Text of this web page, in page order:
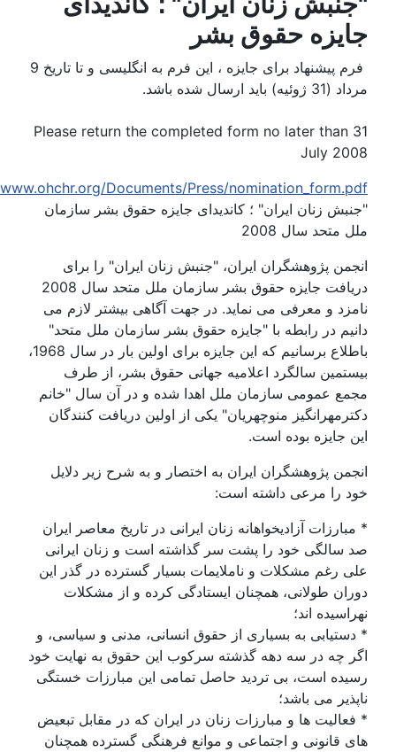
حقوق بشر
فرم پیشنهاد برای جایزه ، این فرم به انگلیسی و تا تاریخ 9
Please return the completed form no later than
July
http://www.ohchr.org/Documents/Press/
زنان ایران" ؛ کاندیدای جایزه حقوق بشر سازمان
متحد سال 2008
پژوهشگران ایران، "جنبش زنان ایران" را برای
دریافت جایزه حقوق بشر سازمان ملل متحد سال 2008
و معرفی می نماید. در جهت آگاهی بیشتر لازم می
در رابطه با "جایزه حقوق بشر سازمان ملل متحد"
باطلاع برسانیم که این جایزه برای اولین بار در سال 1968،
سالگرد اعلامیه جهانی حقوق بشر، از طرف
عمومی سازمان ملل اهدا شده و در آن سال "خانم
منوچهریان" یکی از اولین دریافت کنندگان
جایزه بوده است.
پژوهشگران ایران به اختصار و به شرح زیر دلایل
را مرعی داشته است:
آزادیخواهانه زنان ایرانی در تاریخ معاصر ایران
سالگی خود را پشت سر گذاشته است و زنان ایرانی
رغم مشکلات و ناملایمات بسیار گسترده در گذر این
طولانی، همچنان ایستادگی کرده و از مشکلات
اند؛
به بسیاری از حقوق انسانی، مدنی و سیاسی، و
چه در سه دهه گذشته سرکوب این حقوق به نهایت خود
است، بی تردید حاصل تمامی این مبارزات خستگی
می باشد؛
ها و مبارزات زنان در ایران که در مقابل تبعیض
قانونی و اجتماعی و موانع فرهنگی گسترده همچنان